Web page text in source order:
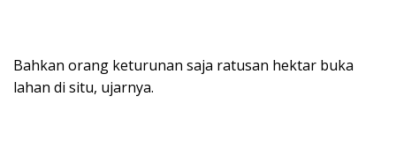
‎Bahkan orang keturunan saja ratusan hektar buka
lahan di situ, ujarnya.